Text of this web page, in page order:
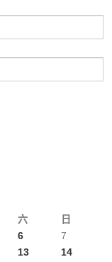
六 日
6
7
13
14